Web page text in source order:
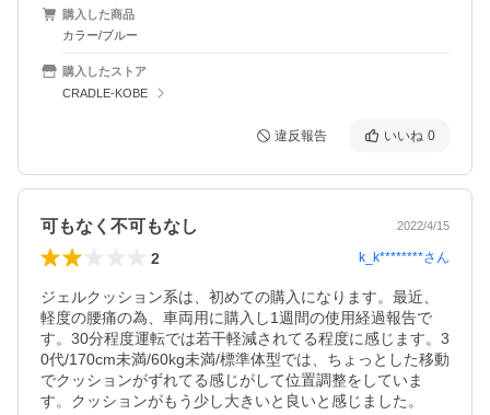
購入した商品
カラー/ブルー
購入したストア
CRADLE-KOBE
違反報告 いいね 0
可もなく不可もなし 2022/4/15
2 k_k********さん
ジェルクッション系は、初めての購入になります。最近、
軽度の腰痛の為、車両用に購入し1週間の使用経過報告で
す。30分程度運転では若干軽減されてる程度に感じます。3
0代/170cm未満/60kg未満/標準体型では、ちょっとした移動
でクッションがずれてる感じがして位置調整をしていま
す。クッションがもう少し大きいと良いと感じました。